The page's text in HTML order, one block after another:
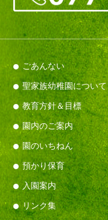
今日の米飯給食
・ごはん
・ぶりの煮つけ
・紅白なます
・白菜たっぷり豚汁
・オレンジ
ごあんない
聖家族幼稚園について
教育方針＆目標
園内のご案内
園のいちねん
預かり保育
入園案内
リンク集